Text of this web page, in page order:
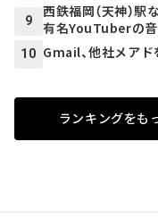
9
西鉄福岡（天神）
有名YouTuberの
10 Gmail、他社メア
ランキングをも